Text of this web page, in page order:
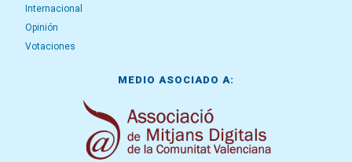
Internacional
Opinión
Votaciones
MEDIO ASOCIADO A: